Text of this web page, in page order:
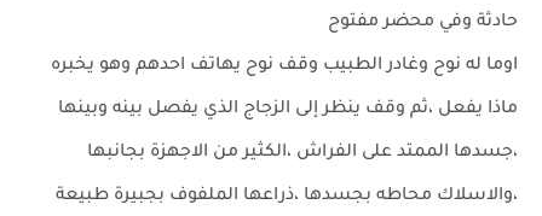
حادثة وفي محضر مفتوح
اوما له نوح وغادر الطبيب وقف نوح يهاتف احدهم وهو يخبره
ماذا يفعل ،ثم وقف ينظر إلى الزجاج الذي يفصل بينه وبينها
،جسدها الممتد على الفراش ،الكثير من الاجهزة بجانبها
،والاسلاك محاطه بجسدها ،ذراعها الملفوف بجبيرة طبيعة